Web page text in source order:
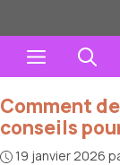
au
contenuMenu
Comment
conseils
19 janvier 2026